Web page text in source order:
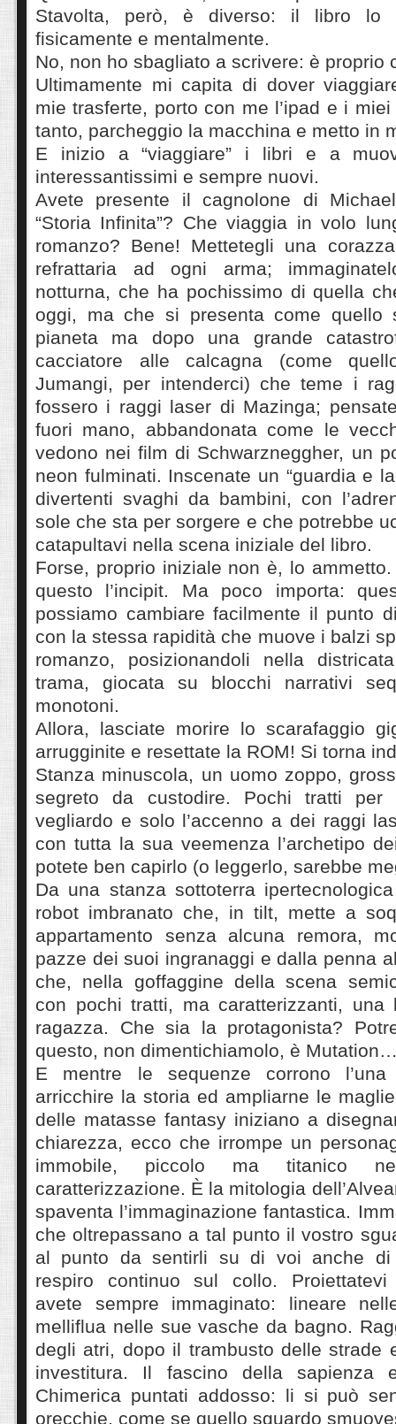
Stavolta, però, è diverso: il libro lo
fisicamente e mentalmente.
No, non ho sbagliato a scrivere: è proprio
Ultimamente mi capita di dover
mie trasferte, porto con me l’ipad e i
tanto, parcheggio la macchina e metto in
E inizio a “viaggiare” i libri e a
interessantissimi e sempre nuovi.
Avete presente il cagnolone di
“Storia Infinita”? Che viaggia in volo
romanzo? Bene! Mettetegli una
refrattaria ad ogni arma;
notturna, che ha pochissimo di quella
oggi, ma che si presenta come quello
pianeta ma dopo una grande
cacciatore alle calcagna (come
Jumangi, per intenderci) che teme i
fossero i raggi laser di Mazinga;
fuori mano, abbandonata come le
vedono nei film di Schwarzneggher, un
neon fulminati. Inscenate un “guardia e
divertenti svaghi da bambini, con
sole che sta per sorgere e che potrebbe
catapultavi nella scena iniziale del libro.
Forse, proprio iniziale non è, lo
questo l’incipit. Ma poco importa:
possiamo cambiare facilmente il punto
con la stessa rapidità che muove i balzi
romanzo, posizionandoli nella
trama, giocata su blocchi narrativi
monotoni.
Allora, lasciate morire lo scarafaggio
arrugginite e resettate la ROM! Si torna
Stanza minuscola, un uomo zoppo,
segreto da custodire. Pochi tratti per
vegliardo e solo l’accenno a dei raggi
con tutta la sua veemenza l’archetipo
potete ben capirlo (o leggerlo, sarebbe
Da una stanza sottoterra
robot imbranato che, in tilt, mette a
appartamento senza alcuna remora,
pazze dei suoi ingranaggi e dalla penna
che, nella goffaggine della scena
con pochi tratti, ma caratterizzanti, una
ragazza. Che sia la protagonista?
questo, non dimentichiamolo, è
E mentre le sequenze corrono
arricchire la storia ed ampliarne le
delle matasse fantasy iniziano a
chiarezza, ecco che irrompe un
immobile, piccolo ma titanico
caratterizzazione. È la mitologia
spaventa l’immaginazione fantastica.
che oltrepassano a tal punto il vostro
al punto da sentirli su di voi anche di
respiro continuo sul collo. Proiettatevi
avete sempre immaginato: lineare
melliflua nelle sue vasche da bagno.
degli atri, dopo il trambusto delle strade
investitura. Il fascino della sapienza
Chimerica puntati addosso: li si può
orecchie, come se quello sguardo